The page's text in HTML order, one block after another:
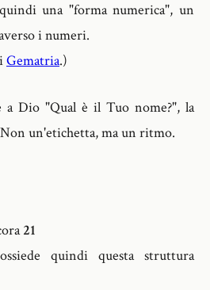
una "forma numerica", un
i numeri.
Gematria.)
a Dio "Qual è il Tuo nome?", la
un'etichetta, ma un ritmo.
21
quindi questa struttura